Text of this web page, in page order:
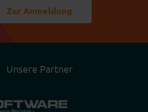
Zur Anmeldung
Unsere Partner